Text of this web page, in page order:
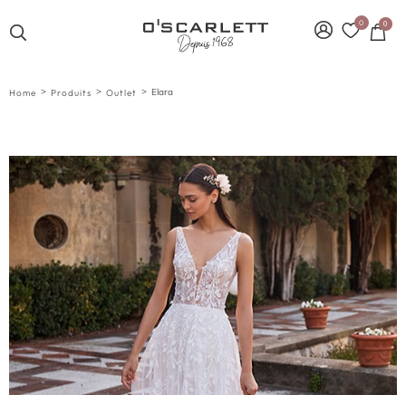
0 0
Home > Produits > Outlet > Elara